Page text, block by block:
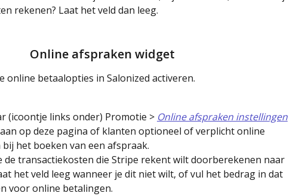
rekenen? Laat het veld dan leeg.
Online afspraken widget
online betaalopties in Salonized activeren.
(icoontje links onder) Promotie > Online afspraken instellingen
op deze pagina of klanten optioneel of verplicht online
het boeken van een afspraak.
de transactiekosten die Stripe rekent wilt doorberekenen naar
het veld leeg wanneer je dit niet wilt, of vul het bedrag in dat
voor online betalingen.